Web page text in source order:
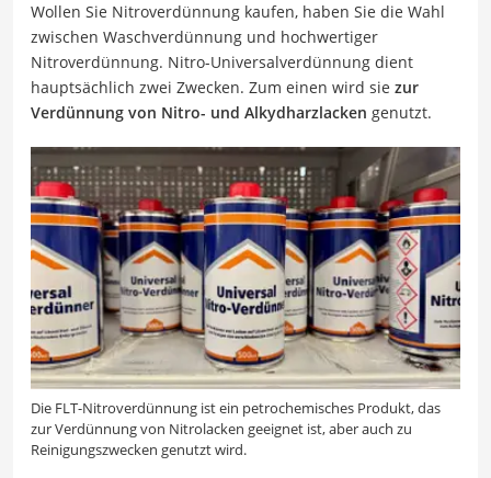
Wollen Sie Nitroverdünnung kaufen, haben Sie die Wahl
zwischen Waschverdünnung und hochwertiger
Nitroverdünnung. Nitro-Universalverdünnung dient
hauptsächlich zwei Zwecken. Zum einen wird sie zur
Verdünnung von Nitro- und Alkydharzlacken genutzt.
Die FLT-Nitroverdünnung ist ein petrochemisches Produkt, das
zur Verdünnung von Nitrolacken geeignet ist, aber auch zu
Reinigungszwecken genutzt wird.